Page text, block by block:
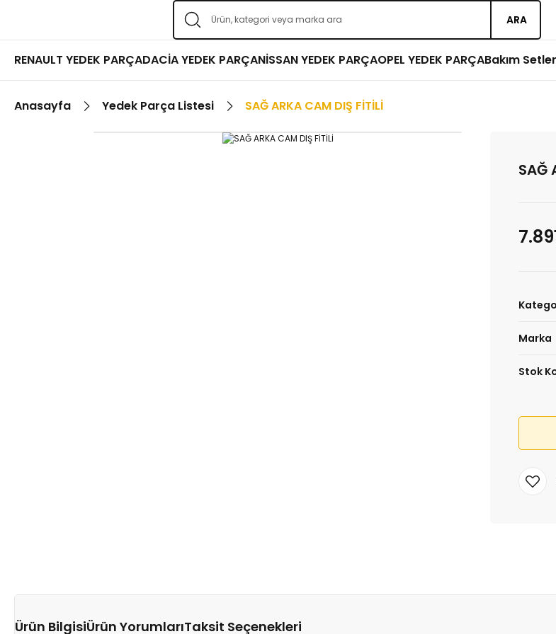
ARA
RENAULT YEDEK PARÇADACİA YEDEK PARÇANİSSAN YEDEK PARÇAOPEL YEDEK PARÇABakım
Anasayfa Yedek Parça Listesi SAĞ ARKA CAM DIŞ FİTİLİ
SAĞ
Marka
Stok
Ürün BilgisiÜrün YorumlarıTaksit Seçenekleri